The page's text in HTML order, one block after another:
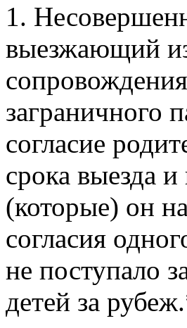
1.
выезжающий
заграничного
согласие
срока выезда и
(которые) он
согласия
не поступало
детей за